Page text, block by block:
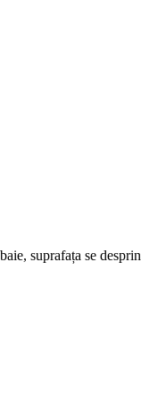
suprafața se